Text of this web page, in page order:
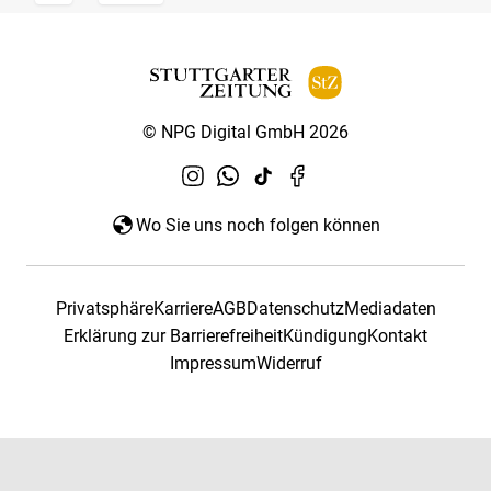
© NPG Digital GmbH 2026
Wo Sie uns noch folgen können
PrivatsphäreKarriereAGBDatenschutzMediadaten
Erklärung zur BarrierefreiheitKündigungKontakt
ImpressumWiderruf